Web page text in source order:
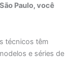
Paulo, você
técnicos têm
e séries de